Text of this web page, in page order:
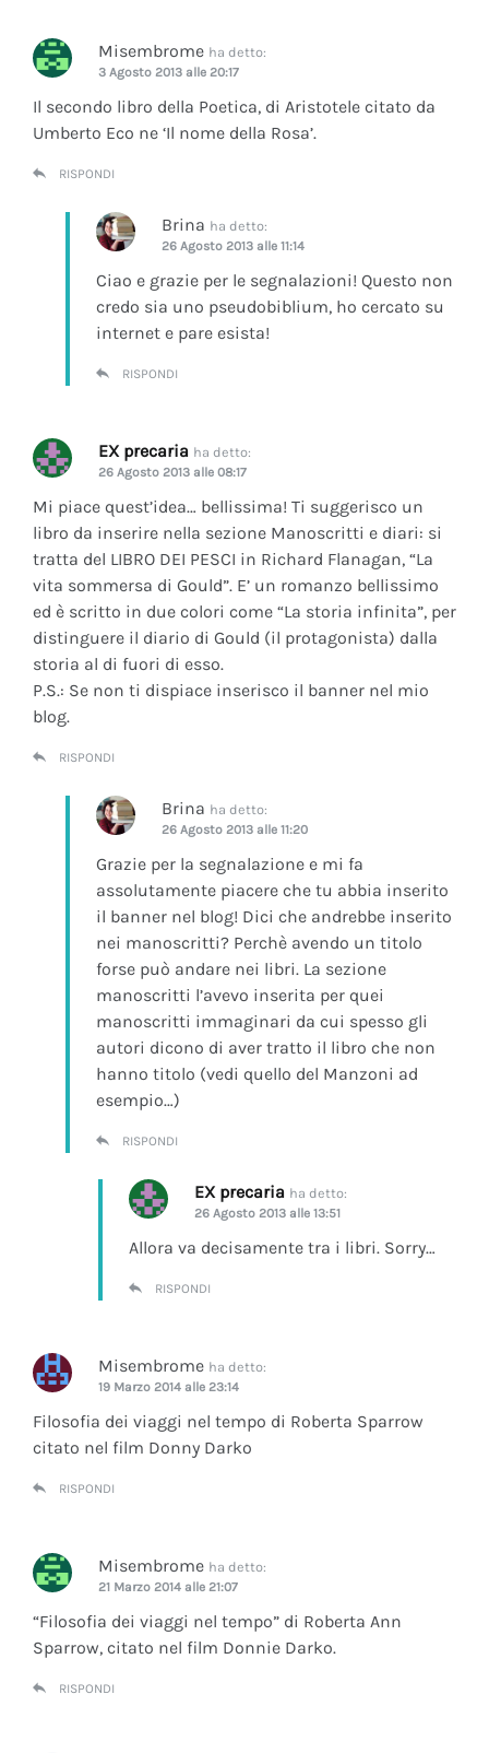
Misembrome ha detto:
3 Agosto 2013 alle 20:17
Il secondo libro della Poetica, di Aristotele citato da
Umberto Eco ne ‘Il nome della Rosa’.
RISPONDI
Brina ha detto:
26 Agosto 2013 alle 11:14
Ciao e grazie per le segnalazioni! Questo non
credo sia uno pseudobiblium, ho cercato su
internet e pare esista!
RISPONDI
EX precaria ha detto:
26 Agosto 2013 alle 08:17
Mi piace quest’idea… bellissima! Ti suggerisco un
libro da inserire nella sezione Manoscritti e diari: si
tratta del LIBRO DEI PESCI in Richard Flanagan, “La
vita sommersa di Gould”. E’ un romanzo bellissimo
ed è scritto in due colori come “La storia infinita”, per
distinguere il diario di Gould (il protagonista) dalla
storia al di fuori di esso.
P.S.: Se non ti dispiace inserisco il banner nel mio
blog.
RISPONDI
Brina ha detto:
26 Agosto 2013 alle 11:20
Grazie per la segnalazione e mi fa
assolutamente piacere che tu abbia inserito
il banner nel blog! Dici che andrebbe inserito
nei manoscritti? Perchè avendo un titolo
forse può andare nei libri. La sezione
manoscritti l’avevo inserita per quei
manoscritti immaginari da cui spesso gli
autori dicono di aver tratto il libro che non
hanno titolo (vedi quello del Manzoni ad
esempio…)
RISPONDI
EX precaria ha detto:
26 Agosto 2013 alle 13:51
Allora va decisamente tra i libri. Sorry…
RISPONDI
Misembrome ha detto:
19 Marzo 2014 alle 23:14
Filosofia dei viaggi nel tempo di Roberta Sparrow
citato nel film Donny Darko
RISPONDI
Misembrome ha detto:
21 Marzo 2014 alle 21:07
“Filosofia dei viaggi nel tempo” di Roberta Ann
Sparrow, citato nel film Donnie Darko.
RISPONDI